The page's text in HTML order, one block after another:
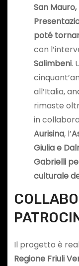
San
poté
con
Salimbeni.
all’Italia,
rimaste
in
Aurisina, l’
Giulia e
Gabrielli
culturale
Il progetto è
Regione Friuli